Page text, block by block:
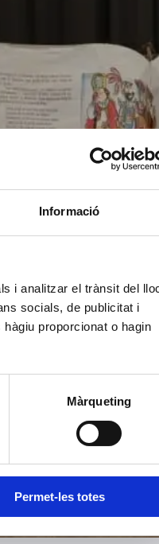
Informació
i analitzar el trànsit del
socials, de publicitat i
proporcionat o hagin
Màrqueting
Permet-les totes